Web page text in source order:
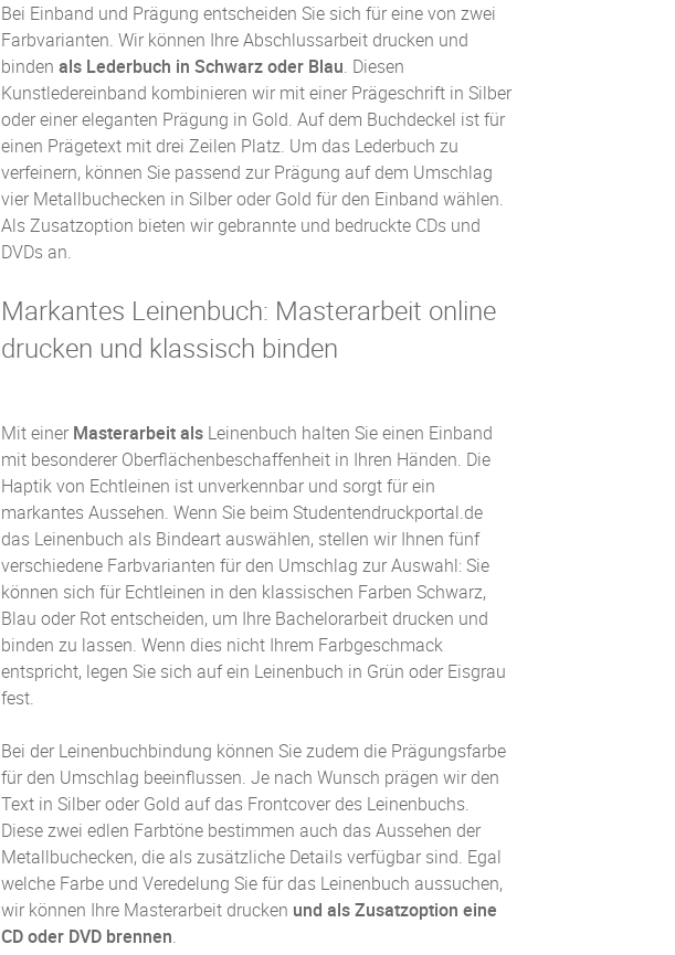
Bei Einband und Prägung entscheiden Sie sich für eine von zwei
Farbvarianten. Wir können IhreAbschlussarbeit drucken und
binden als Lederbuch in Schwarz oder Blau. Diesen
Kunstledereinband kombinieren wir mit einer Prägeschrift in Silber
oder einer eleganten Prägung in Gold. Auf dem Buchdeckel ist für
einen Prägetext mit drei Zeilen Platz. Um das Lederbuch zu
verfeinern, können Sie passend zur Prägung auf dem Umschlag
vier Metallbuchecken in Silber oder Gold für den Einband wählen.
Als Zusatzoption bieten wir gebrannte und bedruckte CDs und
DVDs an.
Markantes Leinenbuch: Masterarbeit online
drucken und klassisch binden
Mit einer Masterarbeit als Leinenbuch halten Sie einen Einband
mit besonderer Oberflächenbeschaffenheit in Ihren Händen. Die
Haptik von Echtleinen ist unverkennbar und sorgt für ein
markantes Aussehen. Wenn Sie beim Studentendruckportal.de
das Leinenbuch als Bindeart auswählen, stellen wir Ihnen fünf
verschiedene Farbvarianten für den Umschlag zur Auswahl: Sie
können sich für Echtleinen in den klassischen Farben Schwarz,
Blau oder Rot entscheiden, um Ihre Bachelorarbeit drucken und
binden zu lassen. Wenn dies nicht Ihrem Farbgeschmack
entspricht, legen Sie sich auf ein Leinenbuch in Grün oder Eisgrau
fest.
Bei der Leinenbuchbindung können Sie zudem die Prägungsfarbe
für den Umschlag beeinflussen. Je nach Wunsch prägen wir den
Text in Silber oder Gold auf das Frontcover des Leinenbuchs.
Diese zwei edlen Farbtöne bestimmen auch das Aussehen der
Metallbuchecken, die als zusätzliche Details verfügbar sind. Egal
welche Farbe und Veredelung Sie für das Leinenbuch aussuchen,
wir können Ihre Masterarbeit drucken und als Zusatzoption eine
CD oder DVD brennen.